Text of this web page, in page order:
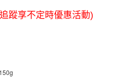
蹤享不定時優惠活動)